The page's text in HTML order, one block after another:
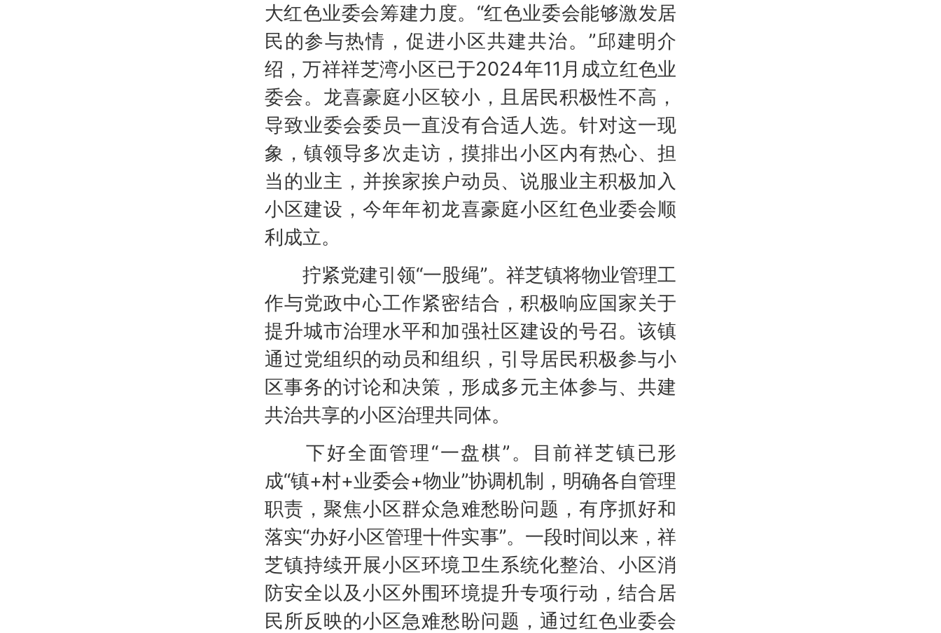
大红色业委会筹建力度。“红色业委会能够激发居
民的参与热情，促进小区共建共治。”邱建明介
绍，万祥祥芝湾小区已于2024年11月成立红色业
委会。龙喜豪庭小区较小，且居民积极性不高，
导致业委会委员一直没有合适人选。针对这一现
象，镇领导多次走访，摸排出小区内有热心、担
当的业主，并挨家挨户动员、说服业主积极加入
小区建设，今年年初龙喜豪庭小区红色业委会顺
利成立。
拧紧党建引领“一股绳”。祥芝镇将物业管理工
作与党政中心工作紧密结合，积极响应国家关于
提升城市治理水平和加强社区建设的号召。该镇
通过党组织的动员和组织，引导居民积极参与小
区事务的讨论和决策，形成多元主体参与、共建
共治共享的小区治理共同体。
下好全面管理“一盘棋”。目前祥芝镇已形
成“镇+村+业委会+物业”协调机制，明确各自管理
职责，聚焦小区群众急难愁盼问题，有序抓好和
落实“办好小区管理十件实事”。一段时间以来，祥
芝镇持续开展小区环境卫生系统化整治、小区消
防安全以及小区外围环境提升专项行动，结合居
民所反映的小区急难愁盼问题，通过红色业委会